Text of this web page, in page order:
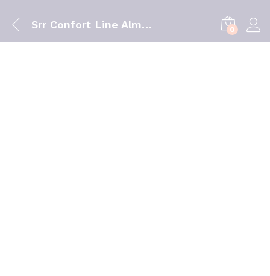
Srr Confort Line Almof Classica 60X40X12 0